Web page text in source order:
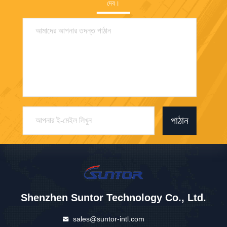
দেব।
পাঠান
Shenzhen Suntor Technology Co., Ltd.
sales@suntor-intl.com